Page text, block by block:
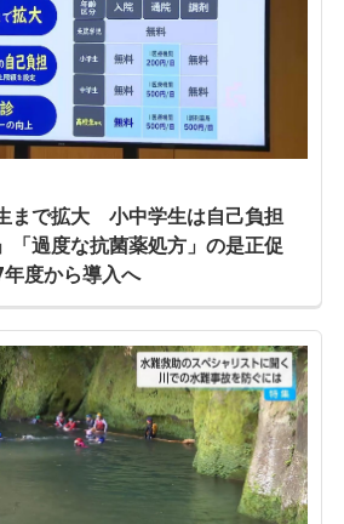
まで拡大 小中学生は自己負担
「過度な抗菌薬処方」の是正促
度から導入へ